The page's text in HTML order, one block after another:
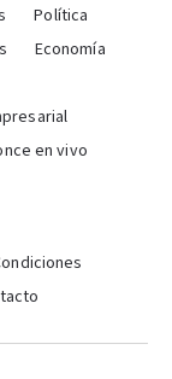
Política
Economía
en vivo